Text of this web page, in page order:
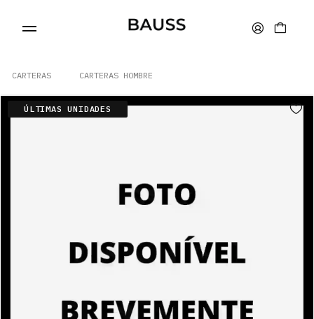
BOLSOS
CARTERAS CARTERAS HOMBRE
ÚLTIMAS UNIDADES